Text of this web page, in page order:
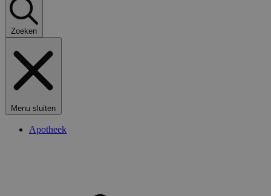
Zoeken
Menu sluiten
Apotheek